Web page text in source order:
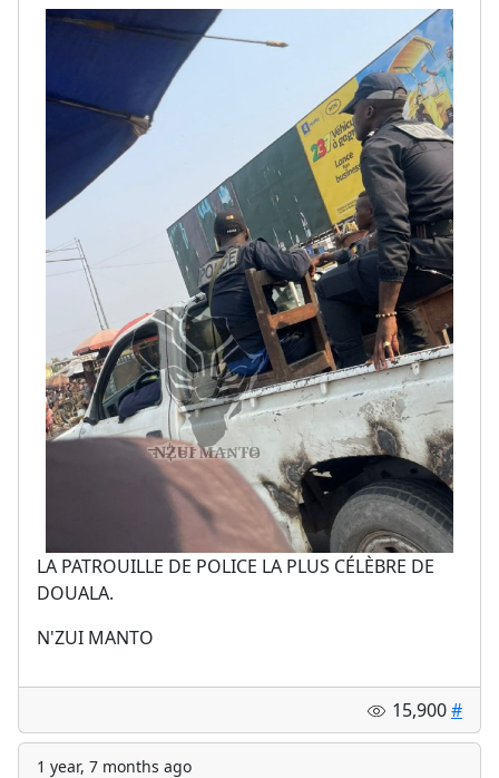
LA PATROUILLE DE POLICE LA PLUS CÉLÈBRE DE
DOUALA.
N'ZUI MANTO
15,900#
1 year, 7 months ago